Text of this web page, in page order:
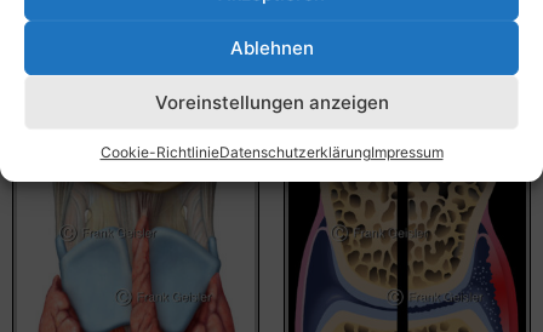
Ablehnen
Voreinstellungen anzeigen
Cookie-RichtlinieDatenschutzerklärungImpressum
Ausführung wählen